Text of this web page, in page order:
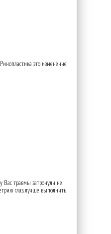
это изменение
Вас травмы затронули не
глаз. лучше выполнить